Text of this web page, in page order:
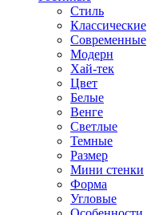
Стиль
Классические
Современные
Модерн
Хай-тек
Цвет
Белые
Венге
Светлые
Темные
Размер
Мини стенки
Форма
Угловые